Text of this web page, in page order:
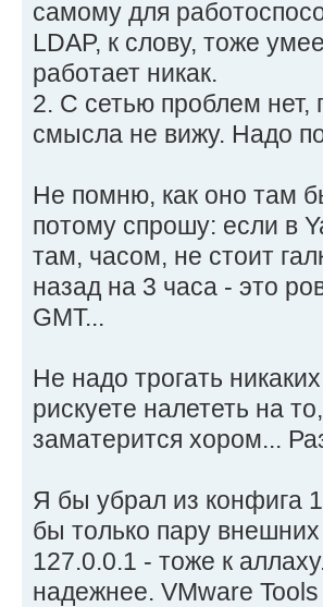
самому для
LDAP, к слову, тоже
работает никак.
2. С сетью проблем
смысла не вижу. Надо
Не помню, как оно там
потому спрошу: если в
там, часом, не стоит
назад на 3 часа - это
GMT...
Не надо трогать
рискуете налететь на
заматерится хором...
Я бы убрал из конфига
бы только пару
127.0.0.1 - тоже к
надежнее. VMware